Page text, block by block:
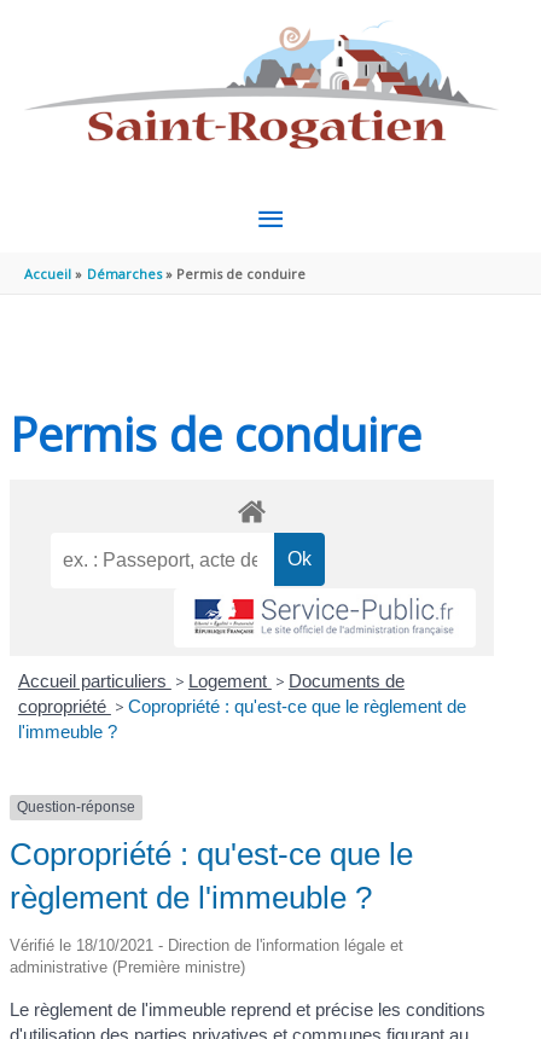
MENU
PRINCIPAL
Accueil Démarches Permis de conduire
Permis de conduire
Accueil particuliers > Logement > Documents de
copropriété > Copropriété : qu'est-ce que le règlement de
l'immeuble ?
Question-réponse
Copropriété : qu'est-ce que le
règlement de l'immeuble ?
Vérifié le 18/10/2021 - Direction de l'information légale et
administrative (Première ministre)
Le règlement de l'immeuble reprend et précise les conditions
d'utilisation des parties privatives etcommunes figurant au